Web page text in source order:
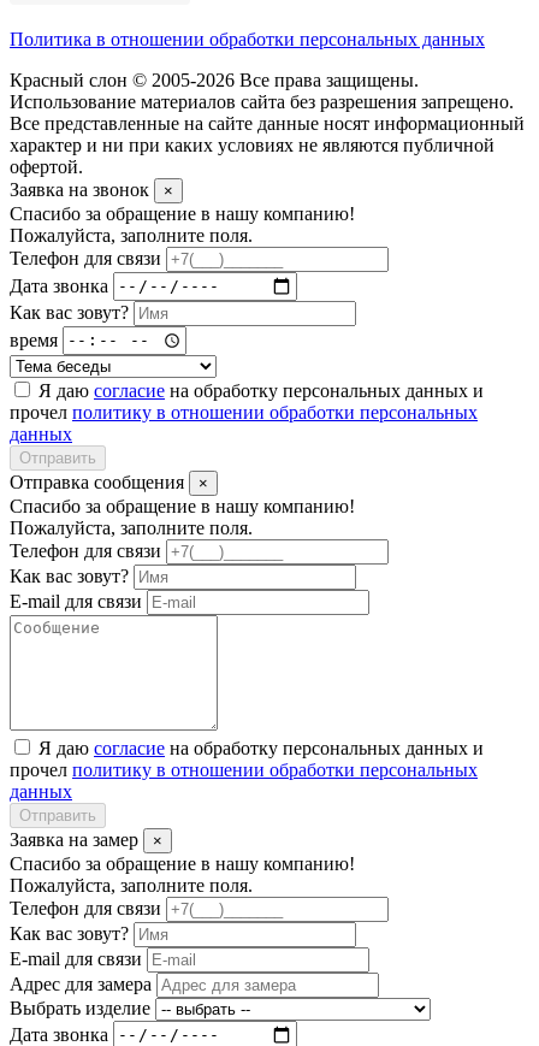
Политика в отношении обработки персональных данных
Красный слон © 2005-2026 Все права защищены.
Использование материалов сайта без разрешения запрещено.
Все представленные на сайте данные носят информационный
характер и ни при каких условиях не являются публичной
офертой.
Заявка на звонок
×
Спасибо за обращение в нашу компанию!
Пожалуйста, заполните поля.
Телефон для связи
Дата звонка
Как вас зовут?
время
Я даю согласие на обработку персональных данных и
прочел политику в отношении обработки персональных
данных
Отправить
Отправка сообщения ×
Спасибо за обращение в нашу компанию!
Пожалуйста, заполните поля.
Телефон для связи
Как вас зовут?
E-mail для связи
Я даю согласие на обработку персональных данных и
прочел политику в отношении обработки персональных
данных
Отправить
Заявка на замер ×
Спасибо за обращение в нашу компанию!
Пожалуйста, заполните поля.
Телефон для связи
Как вас зовут?
E-mail для связи
Адрес для замера
Выбрать изделие
Дата звонка